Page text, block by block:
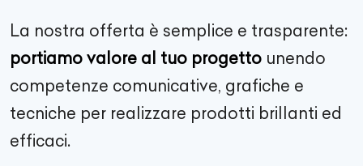
La nostra offerta è semplice e trasparente:
portiamo valore al tuo progetto unendo
competenze comunicative, grafiche e
tecniche per realizzare prodotti brillanti ed
efficaci.